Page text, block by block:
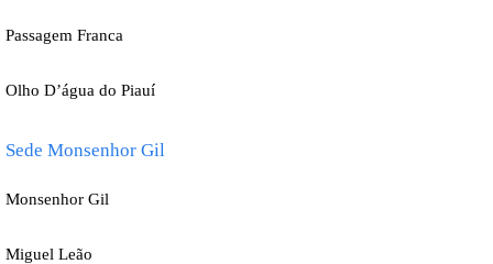
Passagem Franca
Olho D’água do Piauí
Sede Monsenhor Gil
Monsenhor Gil
Miguel Leão